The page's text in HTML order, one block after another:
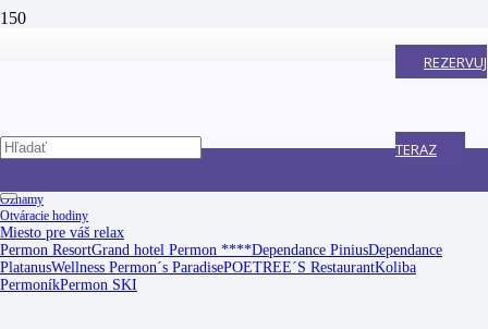
REZERVUJ
TERAZ
Oznamy
Otváracie hodiny
Miesto pre váš relax
Permon ResortGrand hotel Permon ****Dependance PiniusDependance
PlatanusWellness Permon´s ParadisePOETREE´S RestaurantKoliba
PermoníkPermon SKI